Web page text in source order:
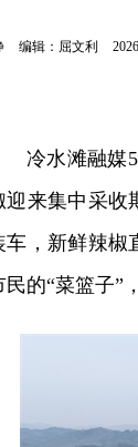
编辑：屈文利
冷水滩融媒
迎来集中采收
车，新鲜辣椒
民的“菜篮子”